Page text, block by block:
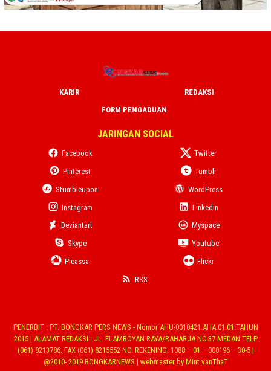
KARIR
REDAKSI
FORM PENGADUAN
JARINGAN SOCIAL
Facebook
Twitter
Pinterest
Tumblr
Stumbleupon
WordPress
Instagram
Linkedin
Deviantart
Myspace
Skype
Youtube
Picassa
Flickr
RSS
PENERBIT : PT. BONGKAR PERS NEWS - Nomor AHU-0010421.AHA.01.01.TAHUN
2015 | ALAMAT REDAKSI : JL. FLAMBOYAN RAYA/RAHARJA NO.37 MEDAN TELP
(061) 8213786. FAX (061) 8215552 NO. REKENING: 1088 – 01 – 000196 – 30-5 |
@2010- 2019 BONGKARNEWS | webmaster by Mint vanThaT